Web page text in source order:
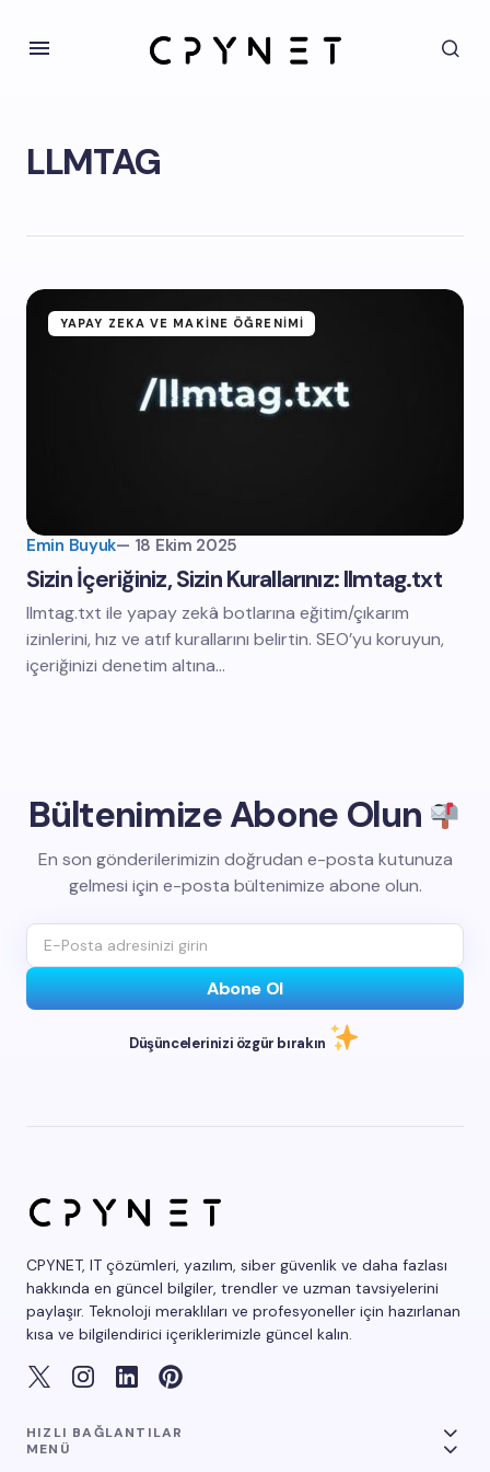
LLMTAG
YAPAY ZEKA VE MAKINE ÖĞRENIMI
Emin Buyuk— 18 Ekim 2025
Sizin İçeriğiniz, Sizin Kurallarınız: llmtag.txt
llmtag.txt ile yapay zekâ botlarına eğitim/çıkarım
izinlerini, hız ve atıf kurallarını belirtin. SEO’yu koruyun,
içeriğinizi denetim altına…
Bültenimize Abone Olun
En son gönderilerimizin doğrudan e-posta kutunuza
gelmesi için e-posta bültenimize abone olun.
Abone Ol
Düşüncelerinizi özgür bırakın
CPYNET, IT çözümleri, yazılım, siber güvenlik ve daha fazlası
hakkında en güncel bilgiler, trendler ve uzman tavsiyelerini
paylaşır. Teknoloji meraklıları ve profesyoneller için hazırlanan
kısa ve bilgilendirici içeriklerimizle güncel kalın.
HIZLI BAĞLANTILAR
MENÜ